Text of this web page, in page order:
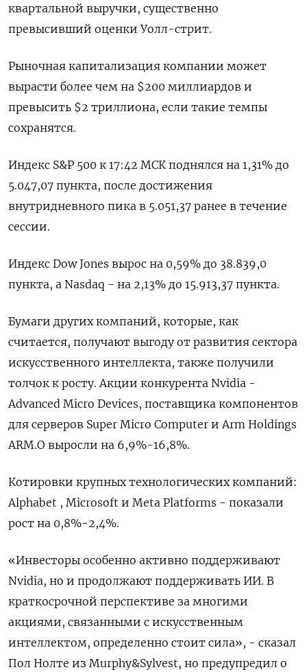
квартальной выручки, существенно
превысивший оценки Уолл-стрит.
Рыночная капитализация компании может
вырасти более чем на $200 миллиардов и
превысить $2 триллиона, если такие темпы
сохранятся.
Индекс S&P 500 к 17:42 МСК поднялся на 1,31% до
5.047,07 пункта, после достижения
внутридневного пика в 5.051,37 ранее в течение
сессии.
Индекс Dow Jones вырос на 0,59% до 38.839,0
пункта, а Nasdaq - на 2,13% до 15.913,37 пункта.
Бумаги других компаний, которые, как
считается, получают выгоду от развития сектора
искусственного интеллекта, также получили
толчок к росту. Акции конкурента Nvidia -
Advanced Micro Devices, поставщика компонентов
для серверов Super Micro Computer и Arm Holdings
ARM.O выросли на 6,9%-16,8%.
Котировки крупных технологических компаний:
Alphabet , Microsoft и Meta Platforms - показали
рост на 0,8%-2,4%.
«Инвесторы особенно активно поддерживают
Nvidia, но и продолжают поддерживать ИИ. В
краткосрочной перспективе за многими
акциями, связанными с искусственным
интеллектом, определенно стоит сила», - сказал
Пол Нолте из Murphy&Sylvest, но предупредил о